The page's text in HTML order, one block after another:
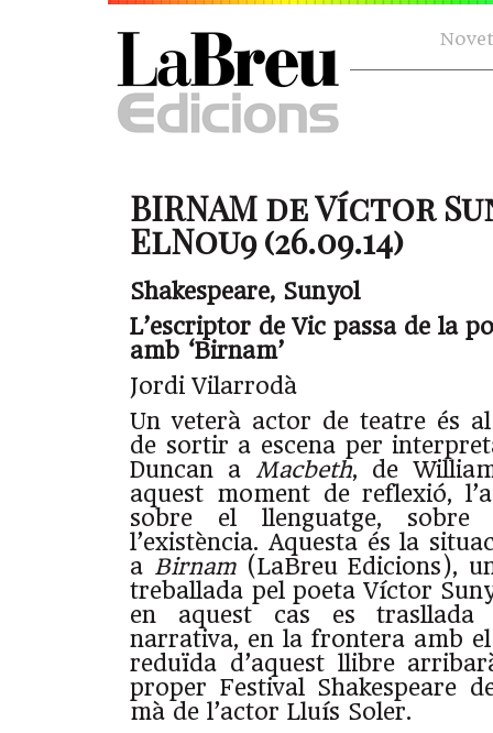
BIRNAM de Víctor
ElNou9 (26.09.14)
Shakespeare, Sunyol
L’escriptor de Vic passa de la
amb ‘Birnam’
Jordi Vilarrodà
Un veterà actor de teatre és
de sortir a escena per
Duncan a Macbeth, de
aquest moment de reflexió,
sobre el llenguatge,
l’existència. Aquesta és la
a Birnam(LaBreu Edicions),
treballada pel poeta Víctor
en aquest cas es
narrativa, en la frontera amb
reduïda d’aquest llibre
proper Festival Shakespeare
mà de l’actor Lluís Soler.